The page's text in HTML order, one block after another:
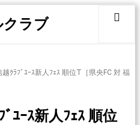
ｸﾗﾌﾞﾕｰｽ新人ﾌｪｽ 順位T［県央FC 対 福
ﾕｰｽ新人ﾌｪｽ 順位